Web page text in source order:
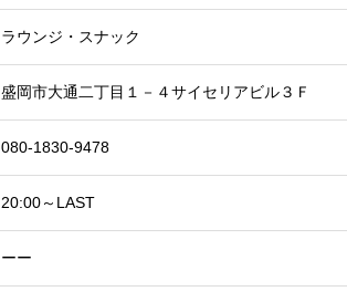
ラウンジ・スナック
盛岡市大通二丁目１－４サイセリアビル３Ｆ
080-1830-9478
20:00～LAST
ーー